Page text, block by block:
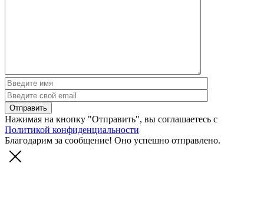
Нажимая на кнопку "Отправить", вы соглашаетесь с
Политикой конфиденциальности
Благодарим за сообщение! Оно успешно отправлено.